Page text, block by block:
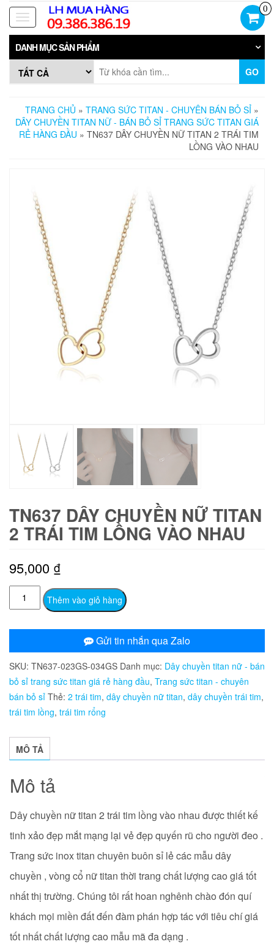
Skip
the
content
Toggle
navigation
0
DANH MỤC SẢN PHẨM
GO
TRANG CHỦ » TRANG SỨC TITAN - CHUYÊN BÁN BỎ SỈ »
DÂY CHUYỀN TITAN NỮ - BÁN BỎ SỈ TRANG SỨC TITAN GIÁ
RẺ HÀNG ĐẦU » TN637 DÂY CHUYỀN NỮ TITAN 2 TRÁI TIM
LỒNG VÀO NHAU
TN637 DÂY CHUYỀN NỮ TITAN
2 TRÁI TIM LỒNG VÀO NHAU
95,000 ₫
TN637
Dây
titan
2
trái
tim
lồng
nhau
số
lượng
Thêm vào giỏ hàng
Gửi tin nhắn qua Zalo
SKU: TN637-023GS-034GS Danh mục: Dây chuyền titan nữ - bán
bỏ sỉ trang sức titan giá rẻ hàng đầu, Trang sức titan - chuyên
bán bỏ sỉ Thẻ: 2 trái tim, dây chuyền nữ titan, dây chuyền trái tim,
trái tim lồng, trái tim rổng
MÔ TẢ
Mô tả
Dây chuyền nữ titan 2 trái tim lồng vào nhau được thiết kế
tinh xảo đẹp mắt mạng lại vẻ đẹp quyến rũ cho người đeo .
Trang sức inox titan chuyên buôn sỉ lẻ các mẫu dây
chuyền , vòng cổ nữ titan thời trang chất lượng cao giá tốt
nhất thị trường. Chúng tôi rất hoan nghênh chào đón quí
khách mọi miền đất đến đàm phán hợp tác với tiêu chí giá
tốt nhất chất lượng cao mẫu mã đa dạng .